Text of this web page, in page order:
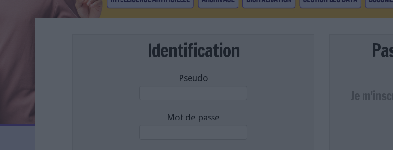
L'ANNUAIRE DES ACTEURS
Identification
Pseudo
Mot de passe